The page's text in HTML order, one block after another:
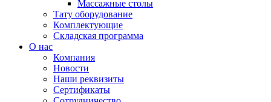
Массажные столы
Тату оборудование
Комплектующие
Складская программа
О нас
Компания
Новости
Наши реквизиты
Сертификаты